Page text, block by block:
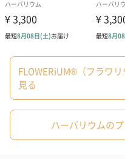
結婚祝いちょい足しギフ
結婚祝いギフトへの＋αにお
ションをご用意いたしました
商品と同梱してお届けいたし
FLOWERiUM®（フラワ
見る
ハーバリウムの